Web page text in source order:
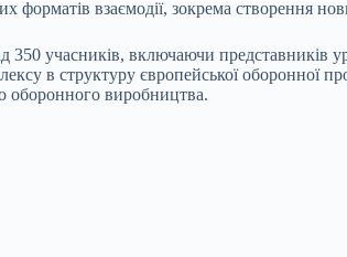
взаємодії, зокрема створення
учасників, включаючи представників
в структуру європейської оборонної
оборонного виробництва.